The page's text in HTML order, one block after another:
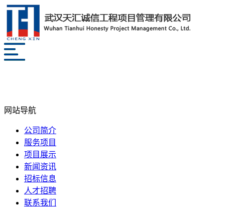
网站导航
公司简介
服务项目
项目展示
新闻资讯
招标信息
人才招聘
联系我们